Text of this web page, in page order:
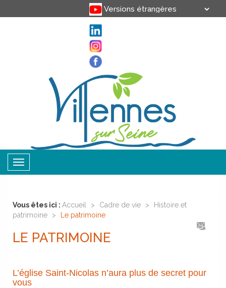
Toggle
navigation
Vous êtes ici : Accueil > Cadre de vie >
Histoire et
patrimoine
> Le patrimoine
LE PATRIMOINE
L’église Saint-Nicolas n’aura plus de secret pour
vous